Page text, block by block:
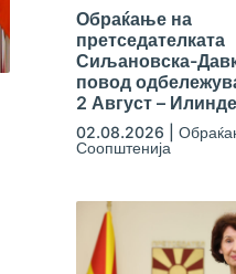
Обраќање на
претседателката
Сиљановска-
повод
2 Август –
02.08.2026
Соопштенија